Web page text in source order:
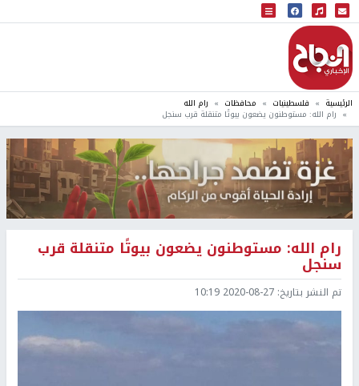
البث المباشر
إذاعة النجاح
الرئيسية فلسطينيات محافظات رام الله
رام الله: مستوطنون يضعون بيوتًا متنقلة قرب سنجل
رام الله: مستوطنون يضعون بيوتًا متنقلة قرب
سنجل
تم النشر بتاريخ: 2020-08-27 10:19